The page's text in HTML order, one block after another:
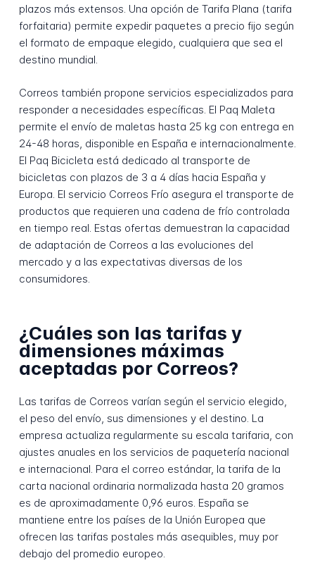
plazos más extensos. Una opción de Tarifa Plana (tarifa
forfaitaria) permite expedir paquetes a precio fijo según
el formato de empaque elegido, cualquiera que sea el
destino mundial.
Correos también propone servicios especializados para
responder a necesidades específicas. El Paq Maleta
permite el envío de maletas hasta 25 kg con entrega en
24-48 horas, disponible en España e internacionalmente.
El Paq Bicicleta está dedicado al transporte de
bicicletas con plazos de 3 a 4 días hacia España y
Europa. El servicio Correos Frío asegura el transporte de
productos que requieren una cadena de frío controlada
en tiempo real. Estas ofertas demuestran la capacidad
de adaptación de Correos a las evoluciones del
mercado y a las expectativas diversas de los
consumidores.
¿Cuáles son las tarifas y
dimensiones máximas
aceptadas por Correos?
Las tarifas de Correos varían según el servicio elegido,
el peso del envío, sus dimensiones y el destino. La
empresa actualiza regularmente su escala tarifaria, con
ajustes anuales en los servicios de paquetería nacional
e internacional. Para el correo estándar, la tarifa de la
carta nacional ordinaria normalizada hasta 20 gramos
es de aproximadamente 0,96 euros. España se
mantiene entre los países de la Unión Europea que
ofrecen las tarifas postales más asequibles, muy por
debajo del promedio europeo.